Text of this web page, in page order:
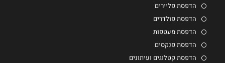
הדפסת פליירים
הדפסת פולדרים
הדפסת מעטפות
הדפסת פנקסים
הדפסת קטלוגים ועיתונים